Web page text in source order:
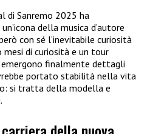
di Sanremo 2025 ha
un’icona della musica d’autore
con sé l’inevitabile curiosità
di curiosità e un tour
finalmente dettagli
portato stabilità nella vita
si tratta della modella e
.